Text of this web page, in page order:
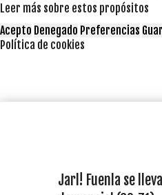
Leer más sobre estos propósitos
Acepto Denegado Preferencias
Política de cookies
Jarl! Fuenla se